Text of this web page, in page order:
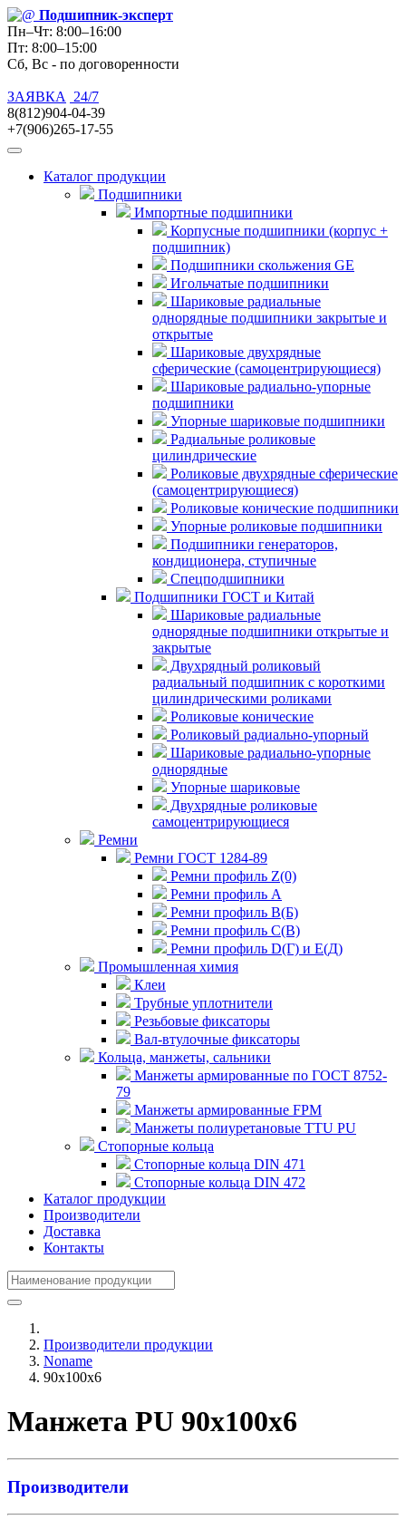
Подшипник-эксперт
Пн–Чт: 8:00–16:00
Пт: 8:00–15:00
Сб, Вс - по договоренности
ЗАЯВКА
24/7
8(812)904-04-39
+7(906)265-17-55
Каталог продукции
Подшипники
Импортные подшипники
Корпусные подшипники (корпус +
подшипник)
Подшипники скольжения GE
Игольчатые подшипники
Шариковые радиальные
однорядные подшипники закрытые и
открытые
Шариковые двухрядные
сферические (самоцентрирующиеся)
Шариковые радиально-упорные
подшипники
Упорные шариковые подшипники
Радиальные роликовые
цилиндрические
Роликовые двухрядные сферические
(самоцентрирующиеся)
Роликовые конические подшипники
Упорные роликовые подшипники
Подшипники генераторов,
кондиционера, ступичные
Спецподшипники
Подшипники ГОСТ и Китай
Шариковые радиальные
однорядные подшипники открытые и
закрытые
Двухрядный роликовый
радиальный подшипник с короткими
цилиндрическими роликами
Роликовые конические
Роликовый радиально-упорный
Шариковые радиально-упорные
однорядные
Упорные шариковые
Двухрядные роликовые
самоцентрирующиеся
Ремни
Ремни ГОСТ 1284-89
Ремни профиль Z(0)
Ремни профиль А
Ремни профиль В(Б)
Ремни профиль С(В)
Ремни профиль D(Г) и E(Д)
Промышленная химия
Клеи
Трубные уплотнители
Резьбовые фиксаторы
Вал-втулочные фиксаторы
Кольца, манжеты, сальники
Манжеты армированные по ГОСТ 8752-
79
Манжеты армированные FPM
Манжеты полиуретановые TTU PU
Стопорные кольца
Стопорные кольца DIN 471
Стопорные кольца DIN 472
Каталог продукции
Производители
Доставка
Контакты
Производители продукции
Noname
90x100x6
Манжета PU 90x100x6
Производители